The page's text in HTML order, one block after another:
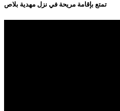
تمتع بإقامة مريحة في نزل مهدية بلاص